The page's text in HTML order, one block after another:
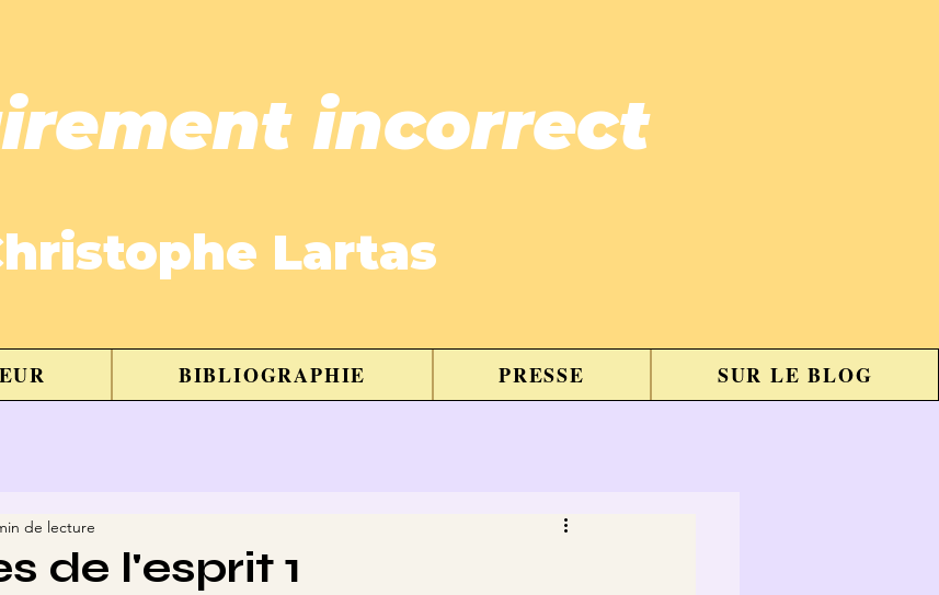
incorrect
Lartas
BIBLIOGRAPHIE PRESSE SUR LE BLOG
de l'esprit 1
de lecture